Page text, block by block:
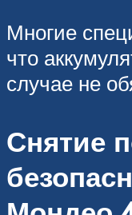
Многие
что
случае не
Снятие